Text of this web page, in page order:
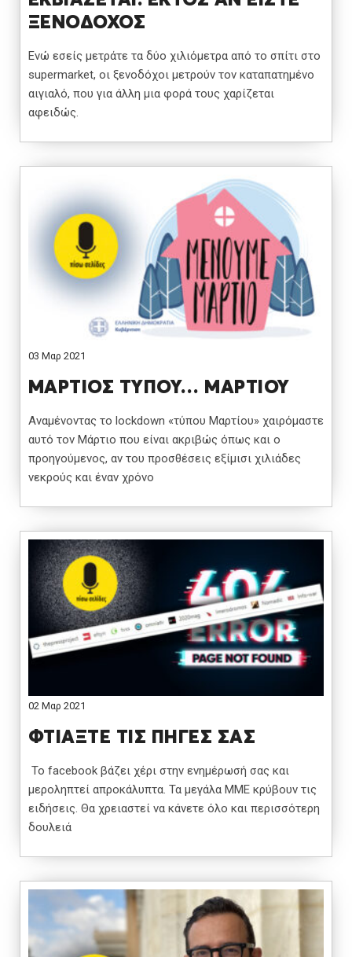
ΞΕΝΟΔΟΧΟΣ
Ενώ εσείς μετράτε τα δύο χιλιόμετρα από το σπίτι στο
supermarket, οι ξενοδόχοι μετρούν τον καταπατημένο
αιγιαλό, που για άλλη μια φορά τους χαρίζεται
αφειδώς.
03 Μαρ 2021
ΜΑΡΤΙΟΣ ΤΥΠΟΥ… ΜΑΡΤΙΟΥ
Αναμένοντας το lockdown «τύπου Μαρτίου» χαιρόμαστε
αυτό τον Μάρτιο που είναι ακριβώς όπως και ο
προηγούμενος, αν του προσθέσεις εξίμισι χιλιάδες
νεκρούς και έναν χρόνο
02 Μαρ 2021
ΦΤΙΑΞΤΕ ΤΙΣ ΠΗΓΕΣ ΣΑΣ
Το facebook βάζει χέρι στην ενημέρωσή σας και
μεροληπτεί απροκάλυπτα. Τα μεγάλα ΜΜΕ κρύβουν τις
ειδήσεις. Θα χρειαστεί να κάνετε όλο και περισσότερη
δουλειά